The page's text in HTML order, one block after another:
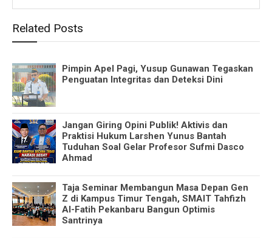
Related Posts
Pimpin Apel Pagi, Yusup Gunawan Tegaskan
Penguatan Integritas dan Deteksi Dini
Jangan Giring Opini Publik! Aktivis dan
Praktisi Hukum Larshen Yunus Bantah
Tuduhan Soal Gelar Profesor Sufmi Dasco
Ahmad
Taja Seminar Membangun Masa Depan Gen
Z di Kampus Timur Tengah, SMAIT Tahfizh
Al-Fatih Pekanbaru Bangun Optimis
Santrinya